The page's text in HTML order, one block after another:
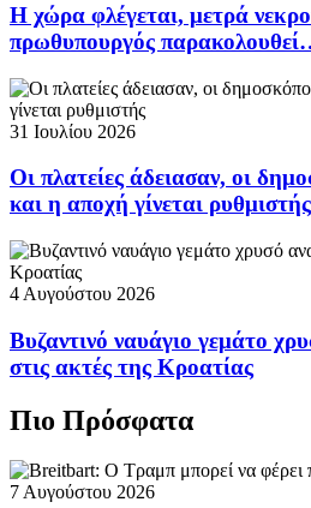
Η χώρα φλέγεται, μετρά
πρωθυπουργός
31 Ιουλίου 2026
Οι πλατείες άδειασαν, οι
και η αποχή γίνεται ρυθμιστής
4 Αυγούστου 2026
Βυζαντινό ναυάγιο γεμάτο
στις ακτές της Κροατίας
Πιο Πρόσφατα
7 Αυγούστου 2026